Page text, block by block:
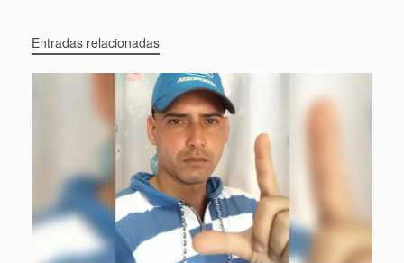
Entradas relacionadas